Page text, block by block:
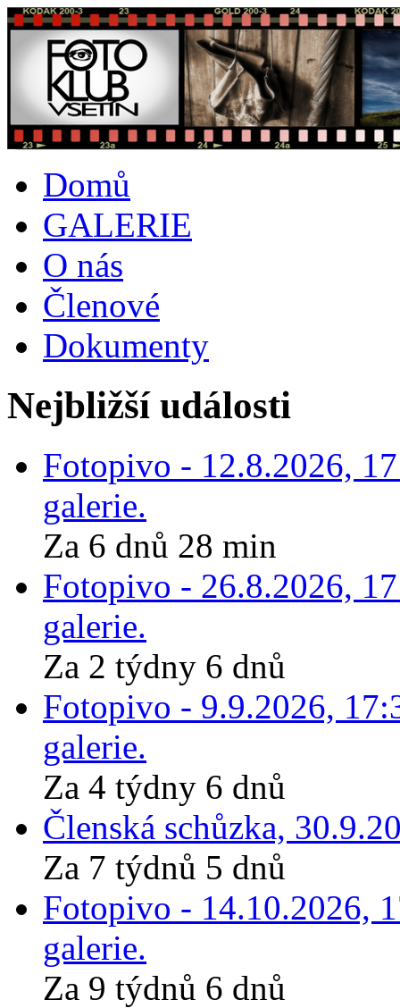
Domů
GALERIE
O nás
Členové
Dokumenty
Nejbližší události
Fotopivo - 12.8.2026,
galerie.
Za 6 dnů 28 min
Fotopivo - 26.8.2026,
galerie.
Za 2 týdny 6 dnů
Fotopivo - 9.9.2026,
galerie.
Za 4 týdny 6 dnů
Členská schůzka,
Za 7 týdnů 5 dnů
Fotopivo - 14.10.2026,
galerie.
Za 9 týdnů 6 dnů